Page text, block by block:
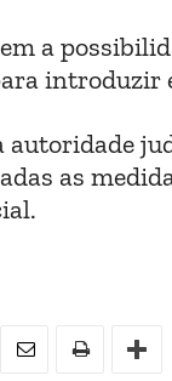
a
introduzir
autoridade
as